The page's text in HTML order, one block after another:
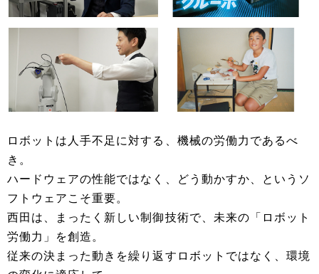
ロボットは人手不足に対する、機械の労働力であるべ
き。
ハードウェアの性能ではなく、どう動かすか、というソ
フトウェアこそ重要。
西田は、まったく新しい制御技術で、未来の「ロボット
労働力」を創造。
従来の決まった動きを繰り返すロボットではなく、環境